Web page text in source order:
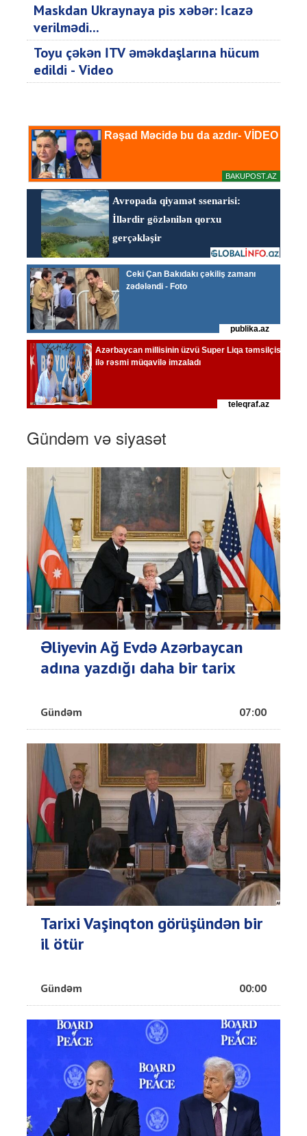
Maskdan Ukraynaya pis xəbər: İcazə
verilmədi...
Toyu çəkən İTV əməkdaşlarına hücum
edildi - Video
Gündəm və siyasət
Əliyevin Ağ Evdə Azərbaycan
adına yazdığı daha bir tarix
Gündəm 07:00
Tarixi Vaşinqton görüşündən bir
il ötür
Gündəm 00:00